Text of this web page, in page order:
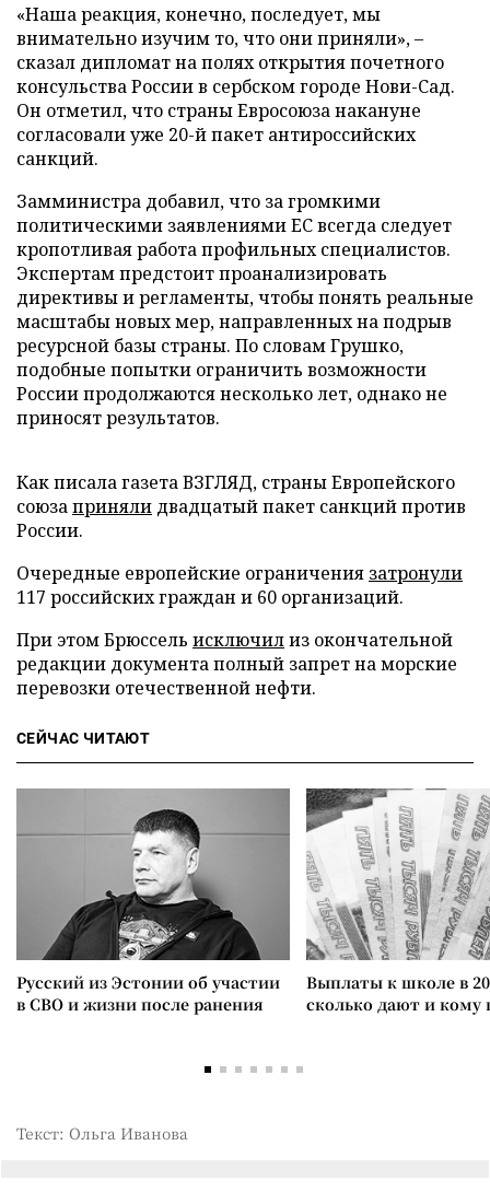
«Наша реакция, конечно, последует, мы
внимательно изучим то, что они приняли», –
сказал дипломат на полях открытия почетного
консульства России в сербском городе Нови-Сад.
Он отметил, что страны Евросоюза накануне
согласовали уже 20-й пакет антироссийских
санкций.
Замминистра добавил, что за громкими
политическими заявлениями ЕС всегда следует
кропотливая работа профильных специалистов.
Экспертам предстоит проанализировать
директивы и регламенты, чтобы понять реальные
масштабы новых мер, направленных на подрыв
ресурсной базы страны. По словам Грушко,
подобные попытки ограничить возможности
России продолжаются несколько лет, однако не
приносят результатов.
Как писала газета ВЗГЛЯД, страны Европейского
союзаприняли двадцатый пакет санкций против
России.
Очередные европейские ограничения затронули
117 российских граждан и 60 организаций.
При этом Брюссель исключилиз окончательной
редакции документа полный запрет на морские
перевозки отечественной нефти.
СЕЙЧАС ЧИТАЮТ
Русский из Эстонии об участии
в СВО и жизни после ранения
Выплаты к школе в
сколько дают и
Текст: Ольга Иванова